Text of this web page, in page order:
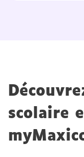
scolaire